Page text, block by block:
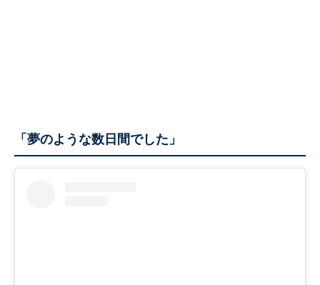
「夢のような数日間でした」